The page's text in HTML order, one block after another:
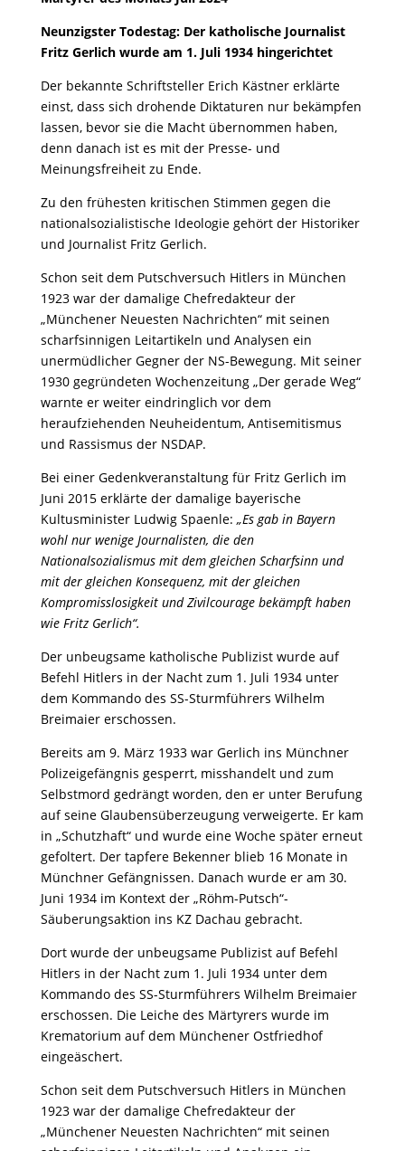
Neunzigster Todestag: Der katholische Journalist
Fritz Gerlich wurde am 1. Juli 1934 hingerichtet
Der bekannte Schriftsteller Erich Kästner erklärte
einst, dass sich drohende Diktaturen nur bekämpfen
lassen, bevor sie die Macht übernommen haben,
denn danach ist es mit der Presse- und
Meinungsfreiheit zu Ende.
Zu den frühesten kritischen Stimmen gegen die
nationalsozialistische Ideologie gehört der Historiker
und Journalist Fritz Gerlich.
Schon seit dem Putschversuch Hitlers in München
1923 war der damalige Chefredakteur der
„Münchener Neuesten Nachrichten“ mit seinen
scharfsinnigen Leitartikeln und Analysen ein
unermüdlicher Gegner der NS-Bewegung. Mit seiner
1930 gegründeten Wochenzeitung „Der gerade Weg“
warnte er weiter eindringlich vor dem
heraufziehenden Neuheidentum, Antisemitismus
und Rassismus der NSDAP.
Bei einer Gedenkveranstaltung für Fritz Gerlich im
Juni 2015 erklärte der damalige bayerische
Kultusminister Ludwig Spaenle: „Es gab in Bayern
wohl nur wenige Journalisten, die den
Nationalsozialismus mit dem gleichen Scharfsinn und
mit der gleichen Konsequenz, mit der gleichen
Kompromisslosigkeit und Zivilcourage bekämpft haben
wie Fritz Gerlich“.
Der unbeugsame katholische Publizist wurde auf
Befehl Hitlers in der Nacht zum 1. Juli 1934 unter
dem Kommando des SS-Sturmführers Wilhelm
Breimaier erschossen.
Bereits am 9. März 1933 war Gerlich ins Münchner
Polizeigefängnis gesperrt, misshandelt und zum
Selbstmord gedrängt worden, den er unter Berufung
auf seine Glaubensüberzeugung verweigerte. Er kam
in „Schutzhaft“ und wurde eine Woche später erneut
gefoltert. Der tapfere Bekenner blieb 16 Monate in
Münchner Gefängnissen. Danach wurde er am 30.
Juni 1934 im Kontext der „Röhm-Putsch“-
Säuberungsaktion ins KZ Dachau gebracht.
Dort wurde der unbeugsame Publizist auf Befehl
Hitlers in der Nacht zum 1. Juli 1934 unter dem
Kommando des SS-Sturmführers Wilhelm Breimaier
erschossen. Die Leiche des Märtyrers wurde im
Krematorium auf dem Münchener Ostfriedhof
eingeäschert.
Schon seit dem Putschversuch Hitlers in München
1923 war der damalige Chefredakteur der
„Münchener Neuesten Nachrichten“ mit seinen